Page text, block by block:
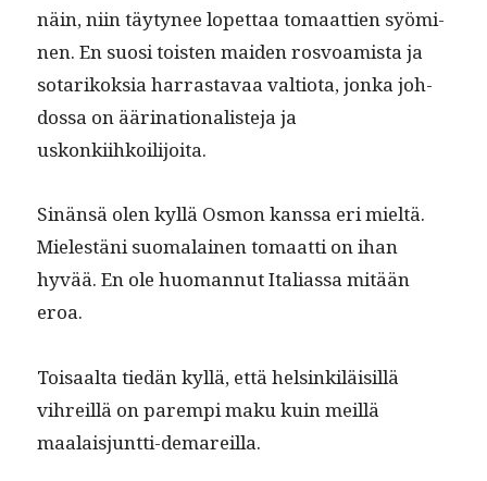
näin, niin täy­tynee lopet­taa tomaat­tien syömi­
nen. En suosi tois­t­en maid­en rosvoamista ja
sotarikok­sia har­ras­tavaa val­tio­ta, jon­ka joh­
dos­sa on ääri­na­tion­al­is­te­ja ja
uskonkiihkoilijoita.
Sinän­sä olen kyl­lä Osmon kanssa eri mieltä.
Mielestäni suo­ma­lainen tomaat­ti on ihan
hyvää. En ole huo­man­nut Ital­ias­sa mitään
eroa.
Toisaal­ta tiedän kyl­lä, että helsinkiläisil­lä
vihreil­lä on parem­pi maku kuin meil­lä
maalaisjuntti-demareilla.